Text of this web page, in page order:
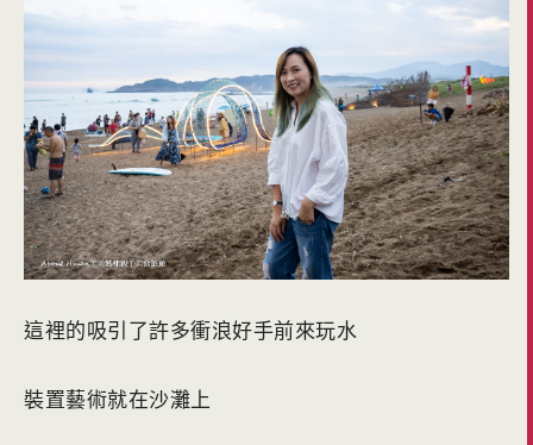
這裡的吸引了許多衝浪好手前來玩水
裝置藝術就在沙灘上